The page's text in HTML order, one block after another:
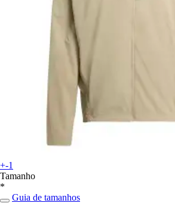
+-1
Tamanho
*
Guia de tamanhos